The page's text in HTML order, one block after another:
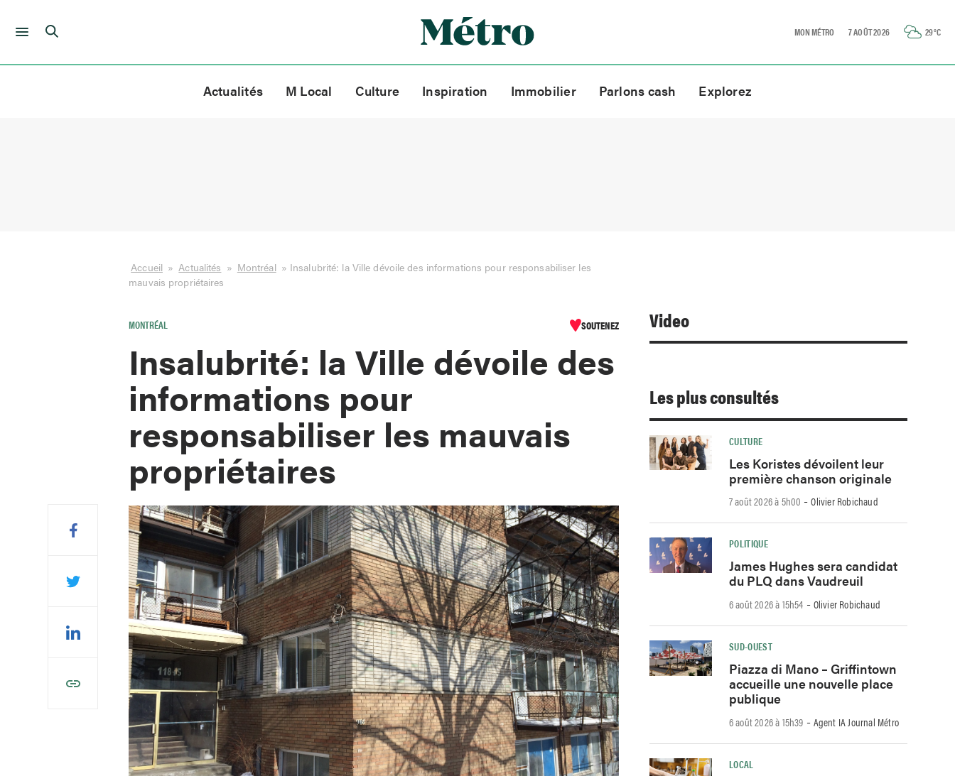
Skip
MON MÉTRO 7 AOÛT 2026 29°C
Actualités M Local Culture Inspiration Immobilier Parlons cash Explorez
Accueil » Actualités » Montréal » Insalubrité: la Ville dévoile des informations pour responsabiliser les
mauvais propriétaires
MONTRÉAL SOUTENEZ
Insalubrité: la Ville dévoile des
informations pour
responsabiliser les mauvais
propriétaires
Video
Les plus consultés
CULTURE
Les Koristes dévoilent leur
première chanson originale
7 août 2026 à 5h00 -Olivier Robichaud
POLITIQUE
James Hughes sera candidat
du PLQ dans Vaudreuil
6 août 2026 à 15h54 -Olivier Robichaud
SUD-OUEST
Piazza di Mano – Griffintown
accueille une nouvelle place
publique
6 août 2026 à 15h39 -Agent IA Journal Métro
LOCAL